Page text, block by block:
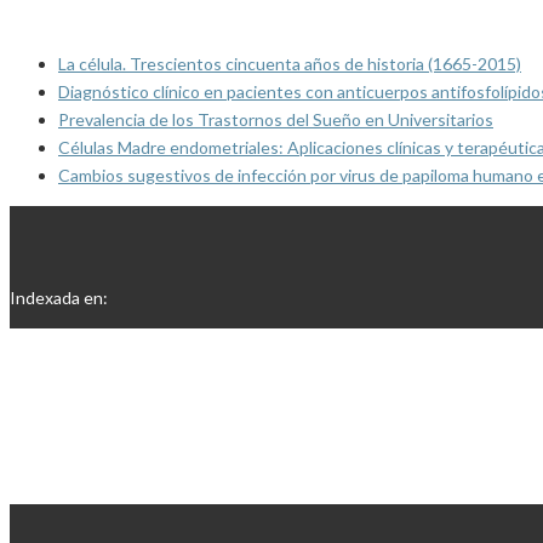
La célula. Trescientos cincuenta años de historia (1665-2015)
Diagnóstico clínico en pacientes con anticuerpos
Prevalencia de los Trastornos del Sueño en Universitarios
Células Madre endometriales: Aplicaciones clínicas y
Cambios sugestivos de infección por virus de papiloma
Indexada en: